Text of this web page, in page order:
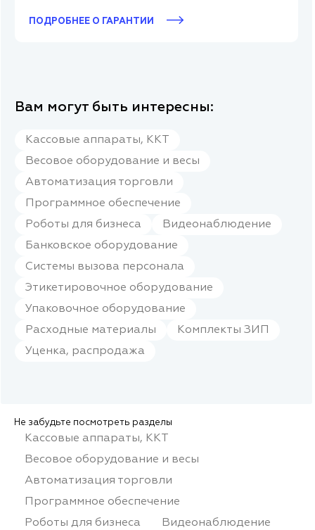
ПОДРОБНЕЕ О ГАРАНТИИ
Вам могут быть интересны:
Кассовые аппараты, ККТ
Весовое оборудование и весы
Автоматизация торговли
Программное обеспечение
Роботы для бизнеса
Видеонаблюдение
Банковское оборудование
Системы вызова персонала
Этикетировочное оборудование
Упаковочное оборудование
Расходные материалы
Комплекты ЗИП
Уценка, распродажа
Не забудьте посмотреть разделы
Кассовые аппараты, ККТ
Весовое оборудование и весы
Автоматизация торговли
Программное обеспечение
Роботы для бизнеса
Видеонаблюдение